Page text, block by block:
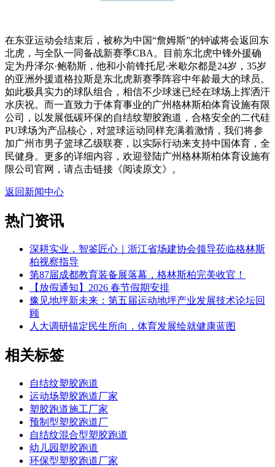
在东亚运动会结束后，被称为中国“詹姆斯”的钟诚将会返回东
北虎，与全队一同备战新赛季CBA。目前东北虎中锋外援确
定为丹泽尔·鲍勒斯，他和小前锋托尼·米歇尔都是24岁，35岁
的亚洲外援道格拉斯是东北虎新赛季阵容中年龄最大的球员。
如此极具实力的球队组合，相信不少球迷已经在球场上挥洒汗
水庆祝。而一直致力于体育事业的广州格林斯柏体育设施有限
公司，以发展低碳环保的自结纹塑胶跑道，合格安全的二代硅
PU球场为产品核心，对篮球运动同样充满着激情，我们将参
加广州市男子篮球乙级联赛，以实际行动来支持中国体育，全
民健身。更多的详细内容，欢迎登陆广州格林斯柏体育设施有
限公司官网，请点击链接《阅读原文》。
返回新闻中心
热门资讯
深耕实业，智鉴匠心｜浙江省场建协会领导莅临格林斯
柏视察指导
第87届成都教育装备展落幕，格林斯柏完美收官！
【放假通知】2026 春节假期安排
豫见地坪新未来：第五届运动地坪产业发展技术论坛回
顾
人大调研锚定民生所向，体育发展绘就健康蓝图
相关标签
自结纹塑胶跑道
运动场塑胶跑道厂家
塑胶跑道施工厂家
预制型塑胶跑道厂
自结纹混合型塑胶跑道
幼儿园塑胶跑道
环保型塑胶跑道厂家